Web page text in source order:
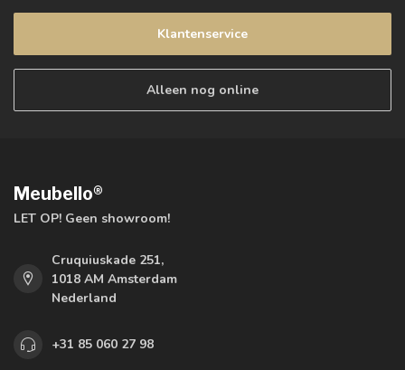
Klantenservice
Alleen nog online
Meubello®
LET OP! Geen showroom!
Cruquiuskade 251,
1018 AM Amsterdam
Nederland
+31 85 060 27 98